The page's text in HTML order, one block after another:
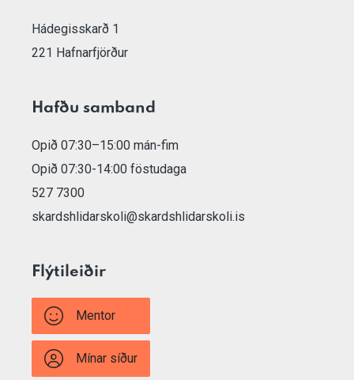
Hádegisskarð 1
221 Hafnarfjörður
Hafðu samband
Opið 07:30–15:00 mán-fim
Opið 07:30-14:00 föstudaga
527 7300
skardshlidarskoli@skardshlidarskoli.is
Flýtileiðir
Mentor
Mínar síður